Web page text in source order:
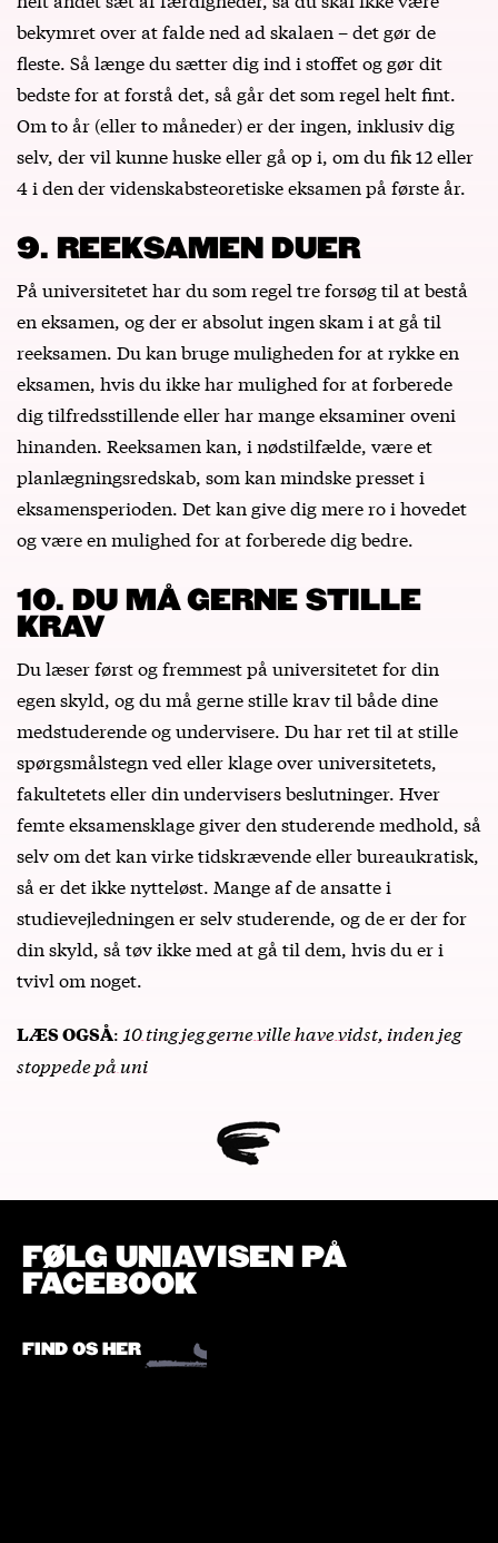
bekymret over at falde ned ad skalaen – det gør de
fleste. Så længe du sætter dig ind i stoffet og gør dit
bedste for at forstå det, så går det som regel helt fint.
Om to år (eller to måneder) er der ingen, inklusiv dig
selv, der vil kunne huske eller gå op i, om du fik 12 eller
4 i den der videnskabsteoretiske eksamen på første år.
9. REEKSAMEN DUER
På universitetet har du som regel tre forsøg til at bestå
en eksamen, og der er absolut ingen skam i at gå til
reeksamen. Du kan bruge muligheden for at rykke en
eksamen, hvis du ikke har mulighed for at forberede
dig tilfredsstillende eller har mange eksaminer oveni
hinanden. Reeksamen kan, i nødstilfælde, være et
planlægningsredskab, som kan mindske presset i
eksamensperioden. Det kan give dig mere ro i hovedet
og være en mulighed for at forberede dig bedre.
10. DU MÅ GERNE STILLE
KRAV
Du læser først og fremmest på universitetet for din
egen skyld, og du må gerne stille krav til både dine
medstuderende og undervisere. Du har ret til at stille
spørgsmålstegn ved eller klage over universitetets,
fakultetets eller din undervisers beslutninger. Hver
femte eksamensklage giver den studerende medhold, så
selv om det kan virke tidskrævende eller bureaukratisk,
så er det ikke nytteløst. Mange af de ansatte i
studievejledningen er selv studerende, og de er der for
din skyld, så tøv ikke med at gå til dem, hvis du er i
tvivl om noget.
LÆS OGSÅ: 10 ting jeg gerne ville have vidst, inden jeg
stoppede på uni
FØLG UNIAVISEN PÅ
FACEBOOK
FIND OS HER